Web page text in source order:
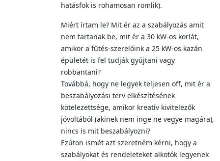
hatásfok is rohamosan romlik).
Miért írtam le? Mit ér az a szabályozás amit
nem tartanak be, mit ér a 30 kW-os korlát,
amikor a fűtés-szerelőink a 25 kW-os kazán
épületét is fel tudják gyújtani vagy
robbantani?
Továbbá, hogy ne legyek teljesen off, mit ér a
beszabályozási terv elkészítésének
kötelezettsége, amikor kreatív kivitelezők
jóvoltából (akinek nem inge ne vegye magára),
nincs is mit beszabályozni?
Ezúton ismét azt szeretném kérni, hogy a
szabályokat és rendeleteket alkotók legyenek